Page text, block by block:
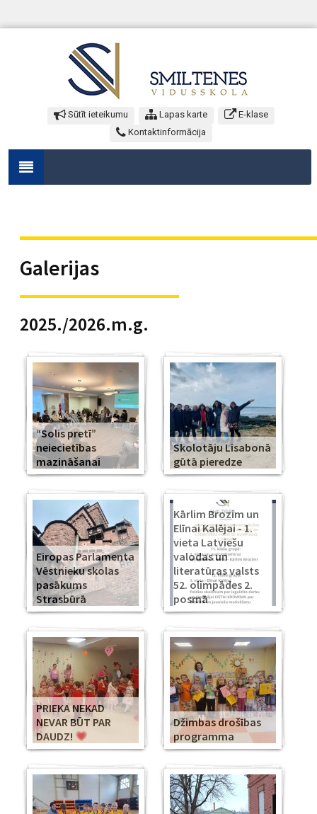
Sūtīt ieteikumu Lapas karte
E-klase
Kontaktinformācija
Galerijas
2025./2026.m.g.
“Solis pretī”
neiecietības
mazināšanai
Skolotāju Lisabonā
gūtā pieredze
Eiropas Parlamenta
Vēstnieku skolas
pasākums
Strasbūrā
Kārlim Brozim un
Elīnai Kalējai - 1.
vieta Latviešu
valodas un
literatūras valsts
52. olimpādes 2.
posmā
PRIEKA NEKAD
NEVAR BŪT PAR
DAUDZ!
Džimbas drošības
programma